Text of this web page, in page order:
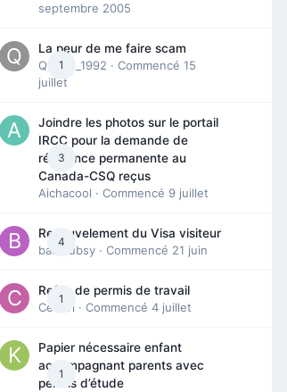
septembre 2005
1
La peur de me faire scam
Queen_1992 · Commencé 15
juillet
3
Joindre les photos sur le portail
IRCC pour la demande de
résidence permanente au
Canada-CSQ reçus
Aichacool · Commencé 9 juillet
4
Renouvelement du Visa visiteur
babibubsy · Commencé 21 juin
1
Refus de permis de travail
Cedbri · Commencé 4 juillet
1
Papier nécessaire enfant
accompagnant parents avec
permis d’étude